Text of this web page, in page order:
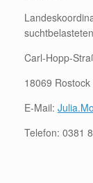
Carl-Hopp-
18069 Rostock
E-Mail:
Telefon: 0381